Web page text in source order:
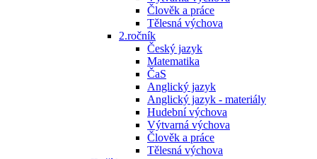
Člověk a práce
Tělesná výchova
2.ročník
Český jazyk
Matematika
ČaS
Anglický jazyk
Anglický jazyk - materiály
Hudební výchova
Výtvarná výchova
Člověk a práce
Tělesná výchova